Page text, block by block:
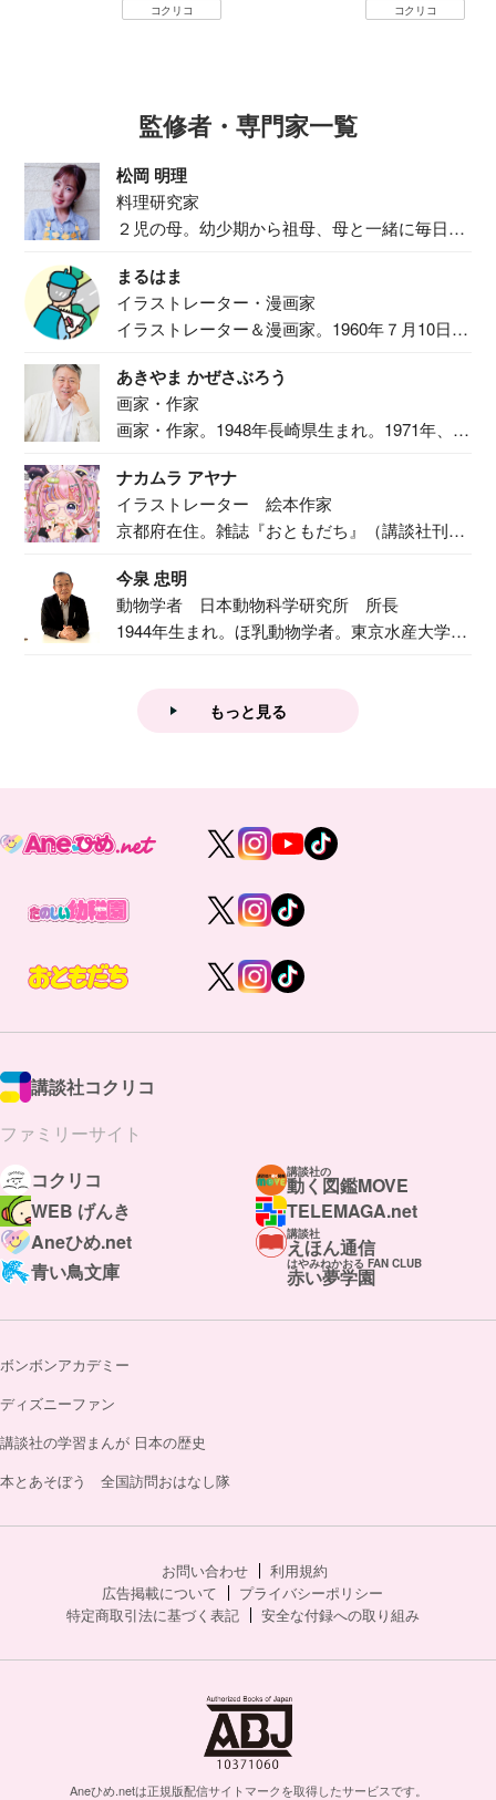
コクリコ コクリコ
監修者・専門家一覧
松岡 明理
料理研究家
２児の母。幼少期から祖母、母と一緒に毎日の
まるはま
イラストレーター・漫画家
イラストレーター＆漫画家。1960年７月10日生
あきやま かぜさぶろう
画家・作家
画家・作家。1948年長崎県生まれ。1971年、
ナカムラ アヤナ
イラストレーター 絵本作家
京都府在住。雑誌『おともだち』（講談社刊）
今泉 忠明
動物学者 日本動物科学研究所 所長
1944年生まれ。ほ乳動物学者。東京水産大学卒
もっと見る
講談社コクリコ
ファミリーサイト
コクリコ
講談社の
動く図鑑MOVE
WEB げんき
TELEMAGA.net
Aneひめ.net
講談社
えほん通信
青い鳥文庫
はやみねかおる FAN CLUB
赤い夢学園
ボンボンアカデミー
ディズニーファン
講談社の学習まんが 日本の歴史
本とあそぼう 全国訪問おはなし隊
お問い合わせ
利用規約
広告掲載について
プライバシーポリシー
特定商取引法に基づく表記
安全な付録への取り組み
Aneひめ.netは正規版配信サイトマークを取得したサービスです。